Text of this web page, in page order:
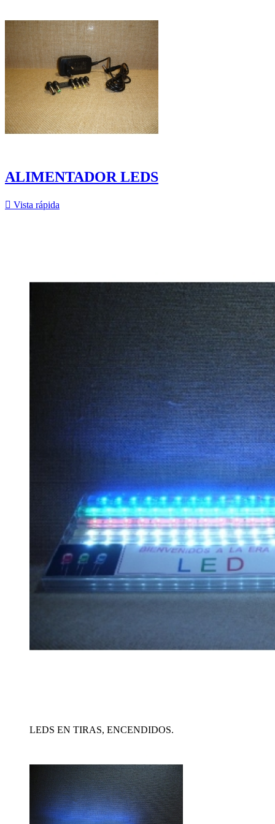
ALIMENTADOR LEDS
 Vista rápida
LEDS EN TIRAS, ENCENDIDOS.